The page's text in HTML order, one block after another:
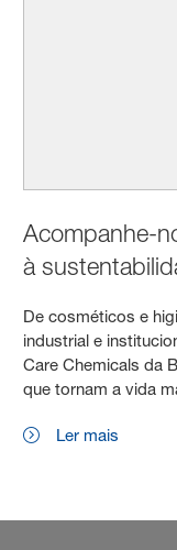
Acompanhe-
à
De cosméticos e
industrial e
Care Chemicals da
que tornam a vida
Ler mais